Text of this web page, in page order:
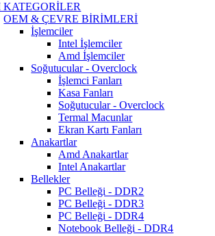
KATEGORİLER
OEM & ÇEVRE BİRİMLERİ
İşlemciler
Intel İşlemciler
Amd İşlemciler
Soğutucular - Overclock
İşlemci Fanları
Kasa Fanları
Soğutucular - Overclock
Termal Macunlar
Ekran Kartı Fanları
Anakartlar
Amd Anakartlar
Intel Anakartlar
Bellekler
PC Belleği - DDR2
PC Belleği - DDR3
PC Belleği - DDR4
Notebook Belleği - DDR4